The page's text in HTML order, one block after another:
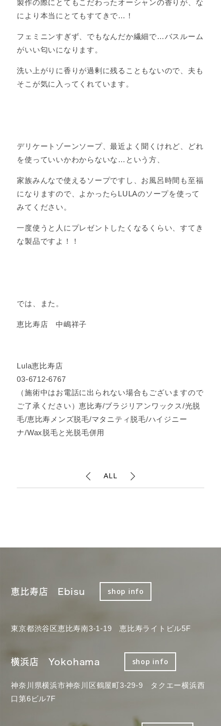
製作の際にとてもこだわったオーシャンの香りが、な
により本当にとてもすてきで…！
フェミニンすぎず、でもなんだか繊細で…バスルーム
がいい匂いになります。
洗い上がりに香りが過剰に残ることもないので、夫も
そこが気に入ってくれています。
デリケートゾーンソープ、最近よく聞くけれど、どれ
を使っていいかわからないな…という方、
家族みんなで使えるソープですし、お風呂時間も至福
になりますので、よかったらLULAのソープを使って
みてください。
一度使うと人にプレゼントしたくなるくらい、すてき
な製品ですよ！！
では、また。
恵比寿店 中嶋祥子
Lula恵比寿店
03-6712-6767
（施術中はお電話に出られない場合もございますので
ご了承ください）恵比寿/ブラジリアンワックス/光脱
毛/恵比寿メンズ脱毛/マタニティ脱毛/ハイジニー
ナ/Wax脱毛と光脱毛併用
ALL
恵比寿店 Ebisu shop info
東京都渋谷区恵比寿南3-1-19 恵比寿ライトビル5F
横浜店 Yokohama shop info
神奈川県横浜市神奈川区鶴屋町3-29-9 タクエー横浜西
口第6ビル7F